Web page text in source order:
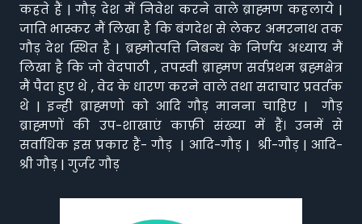
कहते हैं | गौड़ देश में निवेश करने वाले ब्राह्मण कहलाये |
जाति भास्कर मैं लिखा है कि बंगदेश से लेकर अमरनाथ तक
गौड़ देश स्थित है | ब्रह्मोत्पत्ति निबन्ध के निर्णय अध्याय मैं
लिखा है कि जो वेदपाठी , तपस्वी ब्राह्मण सर्वप्रथम ब्रह्मक्षेत्र
मैं पैदा हुए थे , वेद के धारण करने वाले तथा सदाचार प्रवर्तक
थे | इन्ही ब्राह्मणो को आदि गौड़ मानना चाहिए | गौड़
ब्राह्मणों की उप-शाखाएं काफ़ी संख्या में हैं। उनमें से
सर्वाधिक इस प्रकार हैं- गौड़ | आदि-गौड़ | श्री-गौड़ | आदि-
श्री गौड़ | गुर्जर गौड़